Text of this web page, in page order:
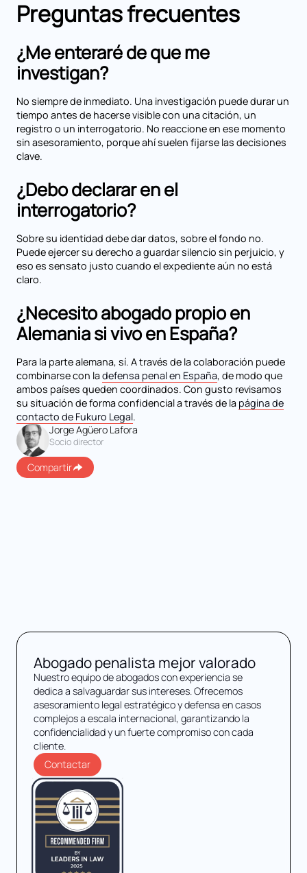
Preguntas frecuentes
¿Me enteraré de que me
investigan?
No siempre de inmediato. Una investigación puede durar un
tiempo antes de hacerse visible con una citación, un
registro o un interrogatorio. No reaccione en ese momento
sin asesoramiento, porque ahí suelen fijarse las decisiones
clave.
¿Debo declarar en el
interrogatorio?
Sobre su identidad debe dar datos, sobre el fondo no.
Puede ejercer su derecho a guardar silencio sin perjuicio, y
eso es sensato justo cuando el expediente aún no está
claro.
¿Necesito abogado propio en
Alemania si vivo en España?
Para la parte alemana, sí. A través de la colaboración puede
combinarse con ladefensa penal en España, de modo que
ambos países queden coordinados. Con gusto revisamos
su situación de forma confidencial a través de la página de
contacto de Fukuro Legal.
Jorge Agüero Lafora
Socio director
Compartir
Abogado penalista mejor valorado
Nuestro equipo de abogados con experiencia se
dedica a salvaguardar sus intereses. Ofrecemos
asesoramiento legal estratégico y defensa en casos
complejos a escala internacional, garantizando la
confidencialidad y un fuerte compromiso con cada
cliente.
Contactar